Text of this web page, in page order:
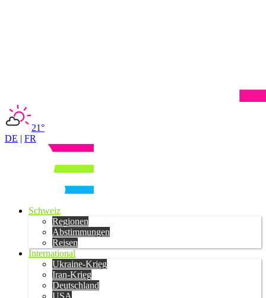
21°
DE | FR
Schweiz
Regionen
Abstimmungen
Reisen
International
Ukraine-Krieg
Iran-Krieg
Deutschland
USA